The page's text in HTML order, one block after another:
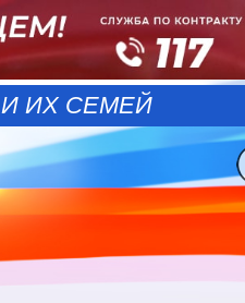
ИХ СЕМЕЙ